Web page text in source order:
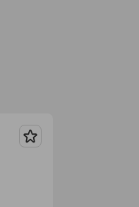
Guardar